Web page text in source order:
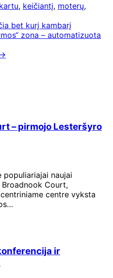
kartu, keičiantį, moterų,
bet kurį kambarį
zona – automatizuota
– pirmojo Lesteršyro
populiariajai naujai
Court,
centre vyksta
ir